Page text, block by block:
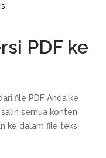
PDF ke
file PDF Anda ke
semua konten
ke dalam file teks